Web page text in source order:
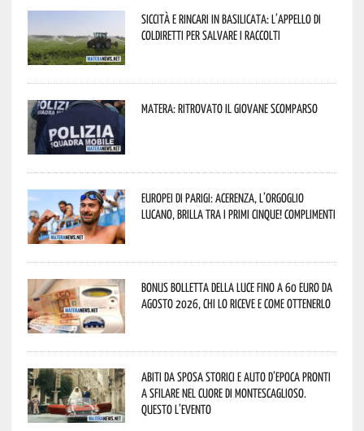
Siccità e rincari in Basilicata: l’appello di
Coldiretti per salvare i raccolti
Matera: ritrovato il giovane scomparso
Europei di Parigi: Acerenza, l’orgoglio
lucano, brilla tra i primi cinque! Complimenti
Bonus bolletta della luce fino a 60 euro da
agosto 2026, chi lo riceve e come ottenerlo
Abiti da sposa storici e auto d’epoca pronti
a sfilare nel cuore di Montescaglioso.
Questo l’evento